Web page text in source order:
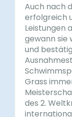
Auch nach
erfolgreich
Leistungen
gewann
und
Grass
des 2.